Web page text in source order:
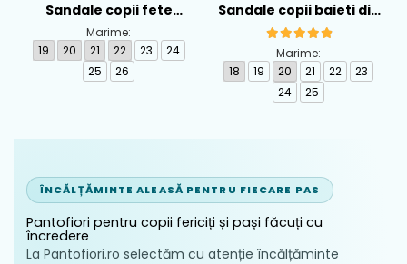
Sandale copii fete
calapod lat din textil
Biomecanics, Roz -
262193-A103
Marime:
19
20 21 22 23
24
25
26
Sandale copii baieti din
piele Biomecanics,
Albastru - 262124-A556
Marime:
18
19 20 21 22
23
24
25
ÎNCĂLȚĂMINTE ALEASĂ PENTRU FIECARE PAS
Pantofiori pentru copii fericiți și pași făcuți cu
încredere
La Pantofiori.ro selectăm cu atenție încălțăminte